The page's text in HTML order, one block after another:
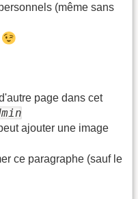
(même sans
page dans cet
ajouter une image
ce paragraphe (sauf le